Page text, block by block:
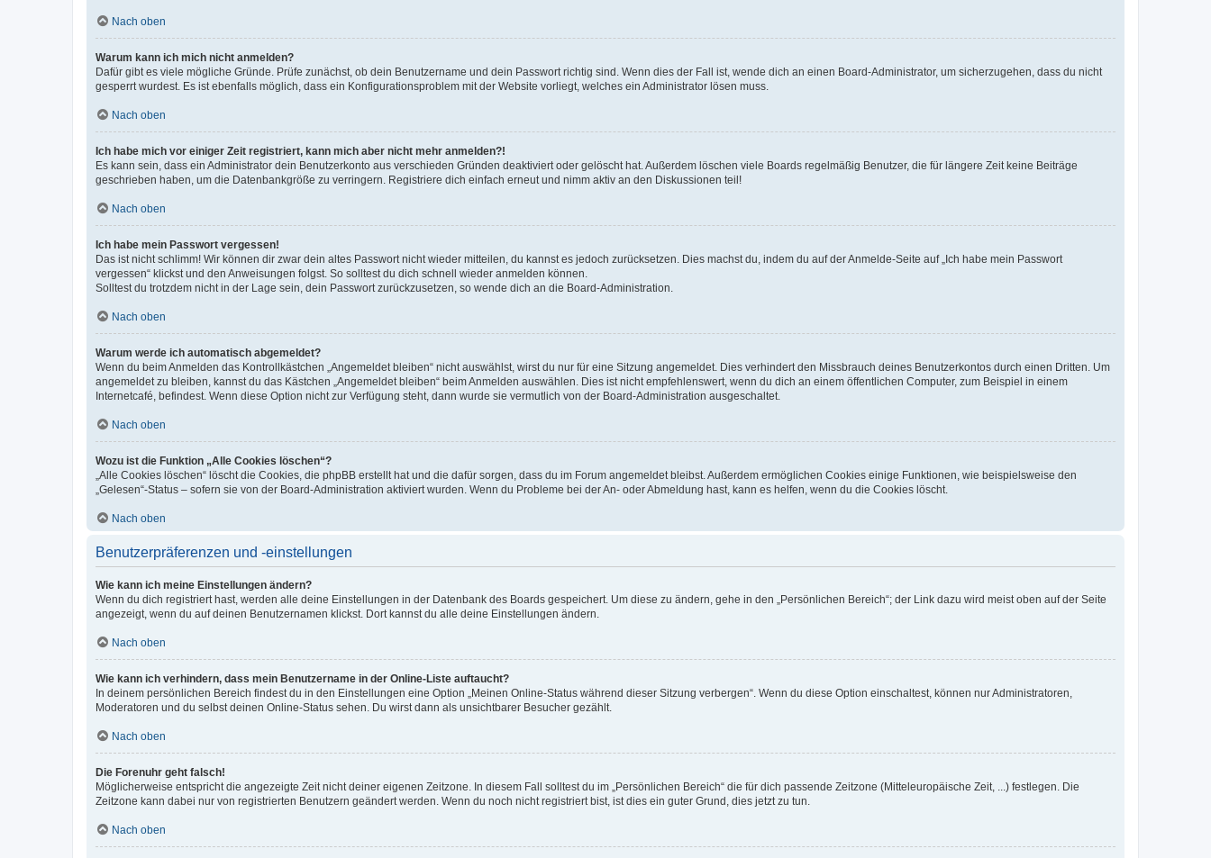
Nach oben
Warum kann ich mich nicht anmelden?
Dafür gibt es viele mögliche Gründe. Prüfe zunächst, ob dein Benutzername und dein Passwort richtig sind. Wenn dies der Fall ist, wende dich an einen Board-Administrator, um sicherzugehen, dass du nicht
gesperrt wurdest. Es ist ebenfalls möglich, dass ein Konfigurationsproblem mit der Website vorliegt, welches ein Administrator lösen muss.
Nach oben
Ich habe mich vor einiger Zeit registriert, kann mich aber nicht mehr anmelden?!
Es kann sein, dass ein Administrator dein Benutzerkonto aus verschieden Gründen deaktiviert oder gelöscht hat. Außerdem löschen viele Boards regelmäßig Benutzer, die für längere Zeit keine Beiträge
geschrieben haben, um die Datenbankgröße zu verringern. Registriere dich einfach erneut und nimm aktiv an den Diskussionen teil!
Nach oben
Ich habe mein Passwort vergessen!
Das ist nicht schlimm! Wir können dir zwar dein altes Passwort nicht wieder mitteilen, du kannst es jedoch zurücksetzen. Dies machst du, indem du auf der Anmelde-Seite auf „Ich habe mein Passwort
vergessen“ klickst und den Anweisungen folgst. So solltest du dich schnell wieder anmelden können.
Solltest du trotzdem nicht in der Lage sein, dein Passwort zurückzusetzen, so wende dich an die Board-Administration.
Nach oben
Warum werde ich automatisch abgemeldet?
Wenn du beim Anmelden das Kontrollkästchen „Angemeldet bleiben“ nicht auswählst, wirst du nur für eine Sitzung angemeldet. Dies verhindert den Missbrauch deines Benutzerkontos durch einen Dritten. Um
angemeldet zu bleiben, kannst du das Kästchen „Angemeldet bleiben“ beim Anmelden auswählen. Dies ist nicht empfehlenswert, wenn du dich an einem öffentlichen Computer, zum Beispiel in einem
Internetcafé, befindest. Wenn diese Option nicht zur Verfügung steht, dann wurde sie vermutlich von der Board-Administration ausgeschaltet.
Nach oben
Wozu ist die Funktion „Alle Cookies löschen“?
„Alle Cookies löschen“ löscht die Cookies, die phpBB erstellt hat und die dafür sorgen, dass du im Forum angemeldet bleibst. Außerdem ermöglichen Cookies einige Funktionen, wie beispielsweise den
„Gelesen“-Status – sofern sie von der Board-Administration aktiviert wurden. Wenn du Probleme bei der An- oder Abmeldung hast, kann es helfen, wenn du die Cookies löscht.
Nach oben
Benutzerpräferenzen und -einstellungen
Wie kann ich meine Einstellungen ändern?
Wenn du dich registriert hast, werden alle deine Einstellungen in der Datenbank des Boards gespeichert. Um diese zu ändern, gehe in den „Persönlichen Bereich“; der Link dazu wird meist oben auf der Seite
angezeigt, wenn du auf deinen Benutzernamen klickst. Dort kannst du alle deine Einstellungen ändern.
Nach oben
Wie kann ich verhindern, dass mein Benutzername in der Online-Liste auftaucht?
In deinem persönlichen Bereich findest du in den Einstellungen eine Option „Meinen Online-Status während dieser Sitzung verbergen“. Wenn du diese Option einschaltest, können nur Administratoren,
Moderatoren und du selbst deinen Online-Status sehen. Du wirst dann als unsichtbarer Besucher gezählt.
Nach oben
Die Forenuhr geht falsch!
Möglicherweise entspricht die angezeigte Zeit nicht deiner eigenen Zeitzone. In diesem Fall solltest du im „Persönlichen Bereich“ die für dich passende Zeitzone (Mitteleuropäische Zeit, ...) festlegen. Die
Zeitzone kann dabei nur von registrierten Benutzern geändert werden. Wenn du noch nicht registriert bist, ist dies ein guter Grund, dies jetzt zu tun.
Nach oben